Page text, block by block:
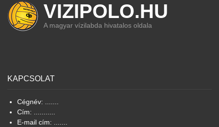
VIZIPOLO.HU
A magyar vízilabda hivatalos oldala
KAPCSOLAT
Cégnév: .......
Cím: ...........
E-mail cím: .......